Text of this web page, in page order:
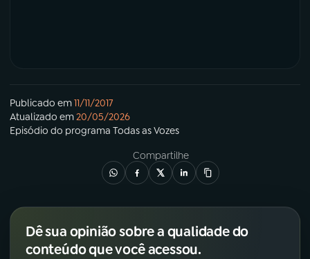
Publicado em11/11/2017
Atualizado em20/05/2026
Episódio do programa Todas as Vozes
Compartilhe
Dê sua opinião sobre a qualidade do
conteúdo que você acessou.